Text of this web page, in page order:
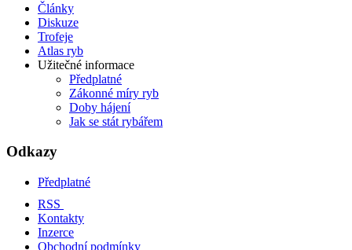
Články
Diskuze
Trofeje
Atlas ryb
Užitečné informace
Předplatné
Zákonné míry ryb
Doby hájení
Jak se stát rybářem
Odkazy
Předplatné
RSS
Kontakty
Inzerce
Obchodní podmínky